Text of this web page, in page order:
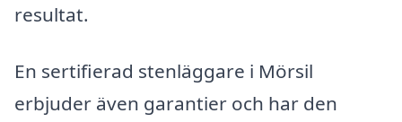
resultat.
En sertifierad stenläggare i Mörsil
erbjuder även garantier och har den